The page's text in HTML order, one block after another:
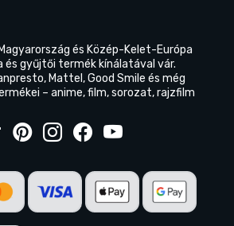
és Közép-Kelet-Európa
és gyűjtői termék kínálatával vár.
Mattel, Good Smile és még
– anime, film, sorozat, rajzfilm